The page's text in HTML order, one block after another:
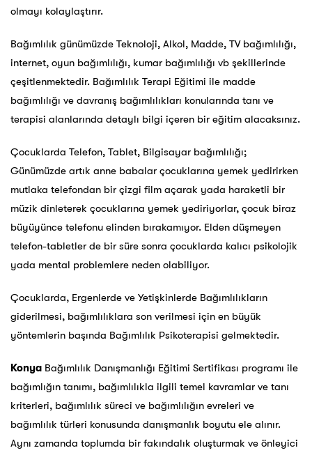
olmayı kolaylaştırır.
Bağımlılık günümüzde Teknoloji, Alkol, Madde, TV bağımlılığı,
internet, oyun bağımlılığı, kumar bağımlılığı vb şekillerinde
çeşitlenmektedir. Bağımlılık Terapi Eğitimi ile madde
bağımlılığı ve davranış bağımlılıkları konularında tanı ve
terapisi alanlarında detaylı bilgi içeren bir eğitim alacaksınız.
Çocuklarda Telefon, Tablet, Bilgisayar bağımlılığı;
Günümüzde artık anne babalar çocuklarına yemek yedirirken
mutlaka telefondan bir çizgi film açarak yada haraketli bir
müzik dinleterek çocuklarına yemek yediriyorlar, çocuk biraz
büyüyünce telefonu elinden bırakamıyor. Elden düşmeyen
telefon-tabletler de bir süre sonra çocuklarda kalıcı psikolojik
yada mental problemlere neden olabiliyor.
Çocuklarda, Ergenlerde ve Yetişkinlerde Bağımlılıkların
giderilmesi, bağımlılıklara son verilmesi için en büyük
yöntemlerin başında Bağımlılık Psikoterapisi gelmektedir.
Konya Bağımlılık Danışmanlığı Eğitimi Sertifikası programı ile
bağımlığın tanımı, bağımlılıkla ilgili temel kavramlar ve tanı
kriterleri, bağımlılık süreci ve bağımlılığın evreleri ve
bağımlılık türleri konusunda danışmanlık boyutu ele alınır.
Aynı zamanda toplumda bir fakındalık oluşturmak ve önleyici